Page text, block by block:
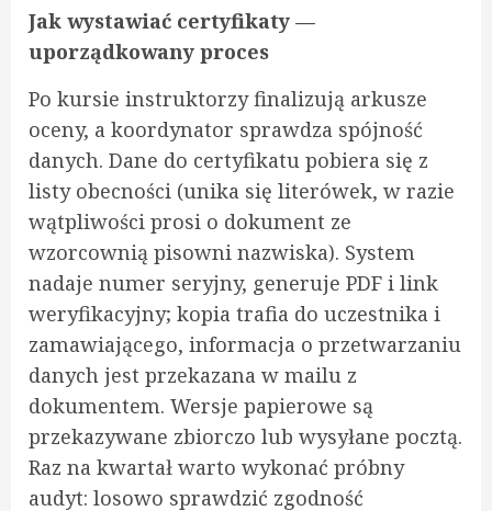
Jak wystawiać certyfikaty —
uporządkowany proces
Po kursie instruktorzy finalizują arkusze
oceny, a koordynator sprawdza spójność
danych. Dane do certyfikatu pobiera się z
listy obecności (unika się literówek, w razie
wątpliwości prosi o dokument ze
wzorcownią pisowni nazwiska). System
nadaje numer seryjny, generuje PDF i link
weryfikacyjny; kopia trafia do uczestnika i
zamawiającego, informacja o przetwarzaniu
danych jest przekazana w mailu z
dokumentem. Wersje papierowe są
przekazywane zbiorczo lub wysyłane pocztą.
Raz na kwartał warto wykonać próbny
audyt: losowo sprawdzić zgodność